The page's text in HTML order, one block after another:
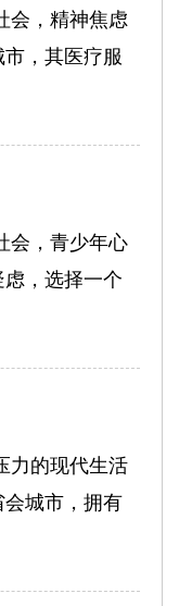
会，精神焦虑
，其医疗服
会，青少年心
，选择一个
力的现代生活
城市，拥有